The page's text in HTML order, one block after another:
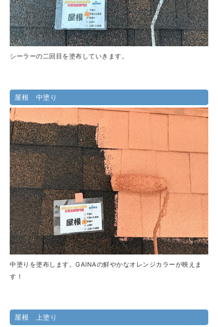
シーラーの二回目を塗布していきます。
屋根 中塗り
中塗りを塗布します。GAINAの鮮やかなオレンジカラーが映えま
す！
屋根 上塗り